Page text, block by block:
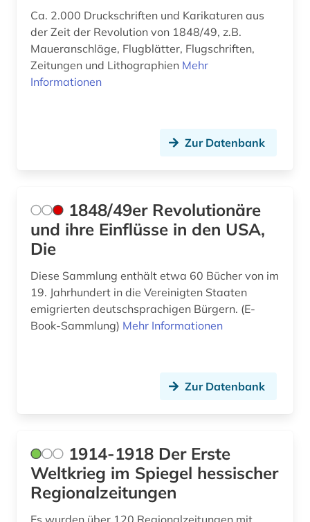
bagdad (1)
balkanromanistik (1)
ballangen (1)
banknote (1)
bantusprachen (1)
barbosa (1)
barock (1)
bartensleben <familie> (1)
bauernkrieg &lt (1)
bauingenieurwesen (1)
Ca. 2.000 Druckschriften und Karikaturen aus
der Zeit der Revolution von 1848/49, z.B.
Maueranschläge, Flugblätter, Flugschriften,
Zeitungen und Lithographien Mehr
Informationen
Zur Datenbank
1848/49er Revolutionäre
und ihre Einflüsse in den USA,
Die
Diese Sammlung enthält etwa 60 Bücher von im
19. Jahrhundert in die Vereinigten Staaten
emigrierten deutschsprachigen Bürgern. (E-
Book-Sammlung) Mehr Informationen
Zur Datenbank
1914-1918 Der Erste
Weltkrieg im Spiegel hessischer
Regionalzeitungen